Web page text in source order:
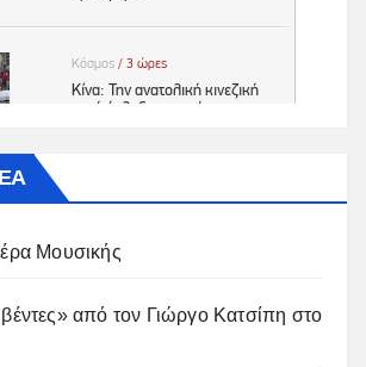
Μουσικής
από τον Γιώργο Κατσίπη στο